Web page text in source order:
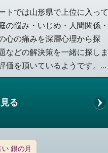
では山形県で上位に入って
の悩み・いじめ・人間関係・
心の痛みを深層心理から探
などの解決策を一緒に探しま
価を頂いているようです。...
る
い 銀の月